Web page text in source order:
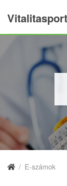
/ E-számok
×